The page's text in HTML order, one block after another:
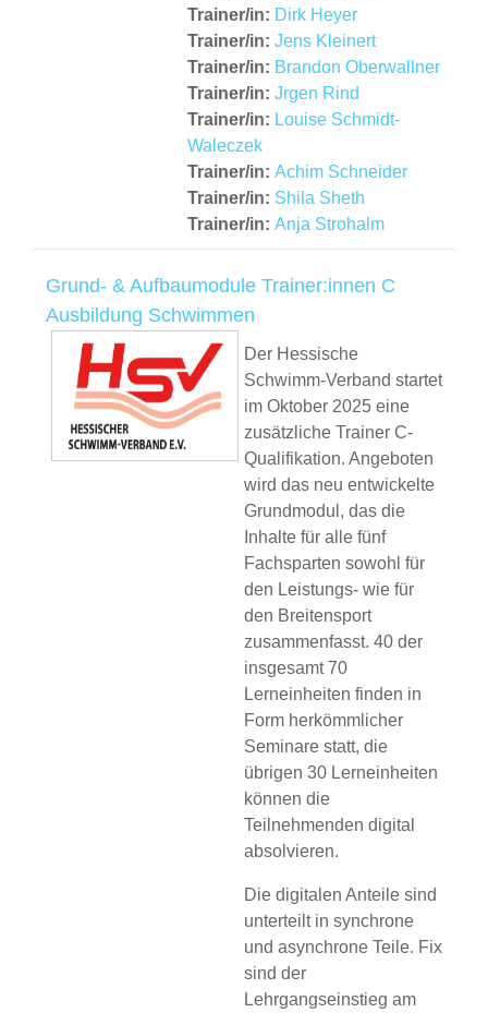
Trainer/in: Dirk Heyer
Trainer/in: Jens Kleinert
Trainer/in: Brandon Oberwallner
Trainer/in: Jrgen Rind
Trainer/in: Louise Schmidt-
Waleczek
Trainer/in: Achim Schneider
Trainer/in: Shila Sheth
Trainer/in: Anja Strohalm
Grund- & Aufbaumodule Trainer:innen C
Ausbildung Schwimmen
Der Hessische
Schwimm-Verband startet
im Oktober 2025 eine
zusätzliche Trainer C-
Qualifikation. Angeboten
wird das neu entwickelte
Grundmodul, das die
Inhalte für alle fünf
Fachsparten sowohl für
den Leistungs- wie für
den Breitensport
zusammenfasst. 40 der
insgesamt 70
Lerneinheiten finden in
Form herkömmlicher
Seminare statt, die
übrigen 30 Lerneinheiten
können die
Teilnehmenden digital
absolvieren.
Die digitalen Anteile sind
unterteilt in synchrone
und asynchrone Teile. Fix
sind der
Lehrgangseinstieg am